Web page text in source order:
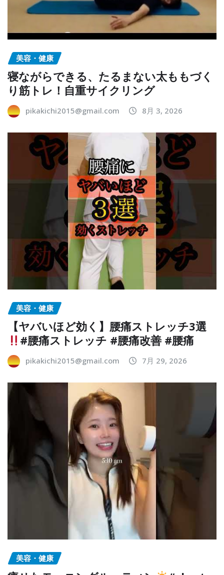
美容・健康
寝ながらできる、たるまない太ももづく
り筋トレ！自重サイクリング
pikakichi2015@gmail.com 8月 3, 2026
美容・健康
【ヤバいほど効く】腰痛ストレッチ3選
#腰痛ストレッチ #腰痛改善 #腰痛
pikakichi2015@gmail.com 7月 29, 2026
美容・健康